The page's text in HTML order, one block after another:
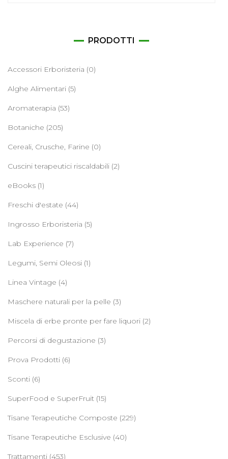
PRODOTTI
Accessori Erboristeria (0)
Alghe Alimentari (5)
Aromaterapia (53)
Botaniche (205)
Cereali, Crusche, Farine (0)
Cuscini terapeutici riscaldabili (2)
eBooks (1)
Freschi d'estate (44)
Ingrosso Erboristeria (5)
Lab Experience (7)
Legumi, Semi Oleosi (1)
Linea Vintage (4)
Maschere naturali per la pelle (3)
Miscela di erbe pronte per fare liquori (2)
Percorsi di degustazione (3)
Prova Prodotti (6)
Sconti (6)
SuperFood e SuperFruit (15)
Tisane Terapeutiche Composte (229)
Tisane Terapeutiche Esclusive (40)
Trattamenti (453)